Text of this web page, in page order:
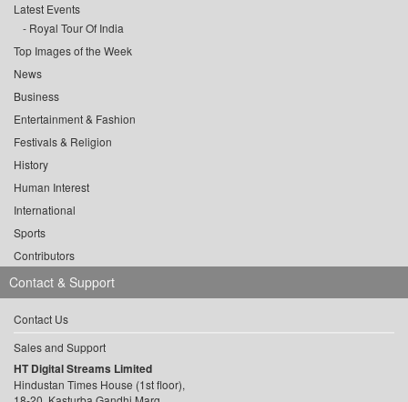
Latest Events
Royal Tour Of India
Top Images of the Week
News
Business
Entertainment & Fashion
Festivals & Religion
History
Human Interest
International
Sports
Contributors
Contact & Support
Contact Us
Sales and Support
HT Digital Streams Limited
Hindustan Times House (1st floor),